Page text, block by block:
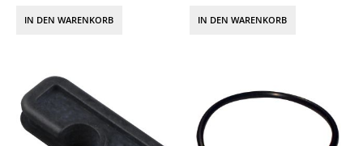
IN DEN WARENKORB IN DEN WARENKORB